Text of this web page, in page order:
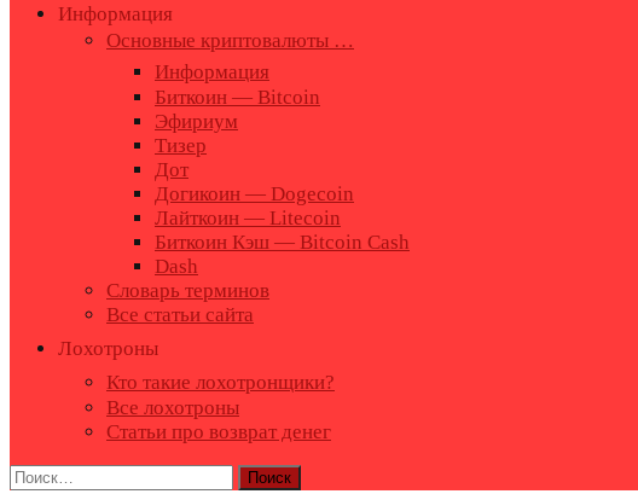
Информация
Основные криптовалюты …
Информация
Биткоин — Bitcoin
Эфириум
Тизер
Дот
Догикоин — Dogecoin
Лайткоин — Litecoin
Биткоин Кэш — Bitcoin Cash
Dash
Словарь терминов
Все статьи сайта
Лохотроны
Кто такие лохотронщики?
Все лохотроны
Статьи про возврат денег
Найти: